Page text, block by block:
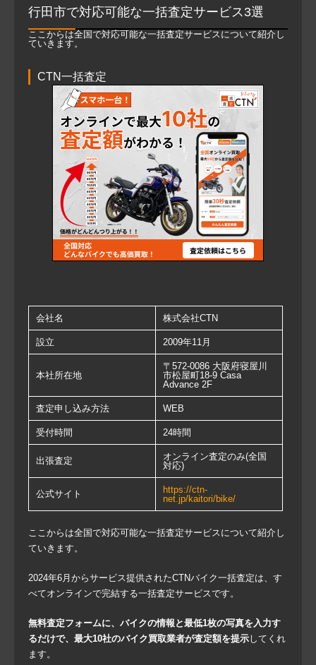
行田市で対応可能な一括査定サービス3選
ここからは全国で対応可能な一括査定サービスについて紹介し
ていきます。
CTN一括査定
会社名 株式会社CTN
設立 2009年11月
本社所在地
〒572-0086 大阪府寝屋川
市松屋町18-9 Casa
Advance 2F
査定申し込み方法 WEB
受付時間 24時間
出張査定
オンライン査定のみ(全国
対応)
公式サイト
https://ctn-
net.jp/kaitori/bike/
ここからは全国で対応可能な一括査定サービスについて紹介し
ていきます。
2024年6月からサービス提供されたCTNバイク一括査定は、す
べてオンラインで完結する一括査定サービスです。
無料査定フォームに、バイクの情報と最低1枚の写真を入力す
るだけで、最大10社のバイク買取業者が査定額を提示してくれ
ます。